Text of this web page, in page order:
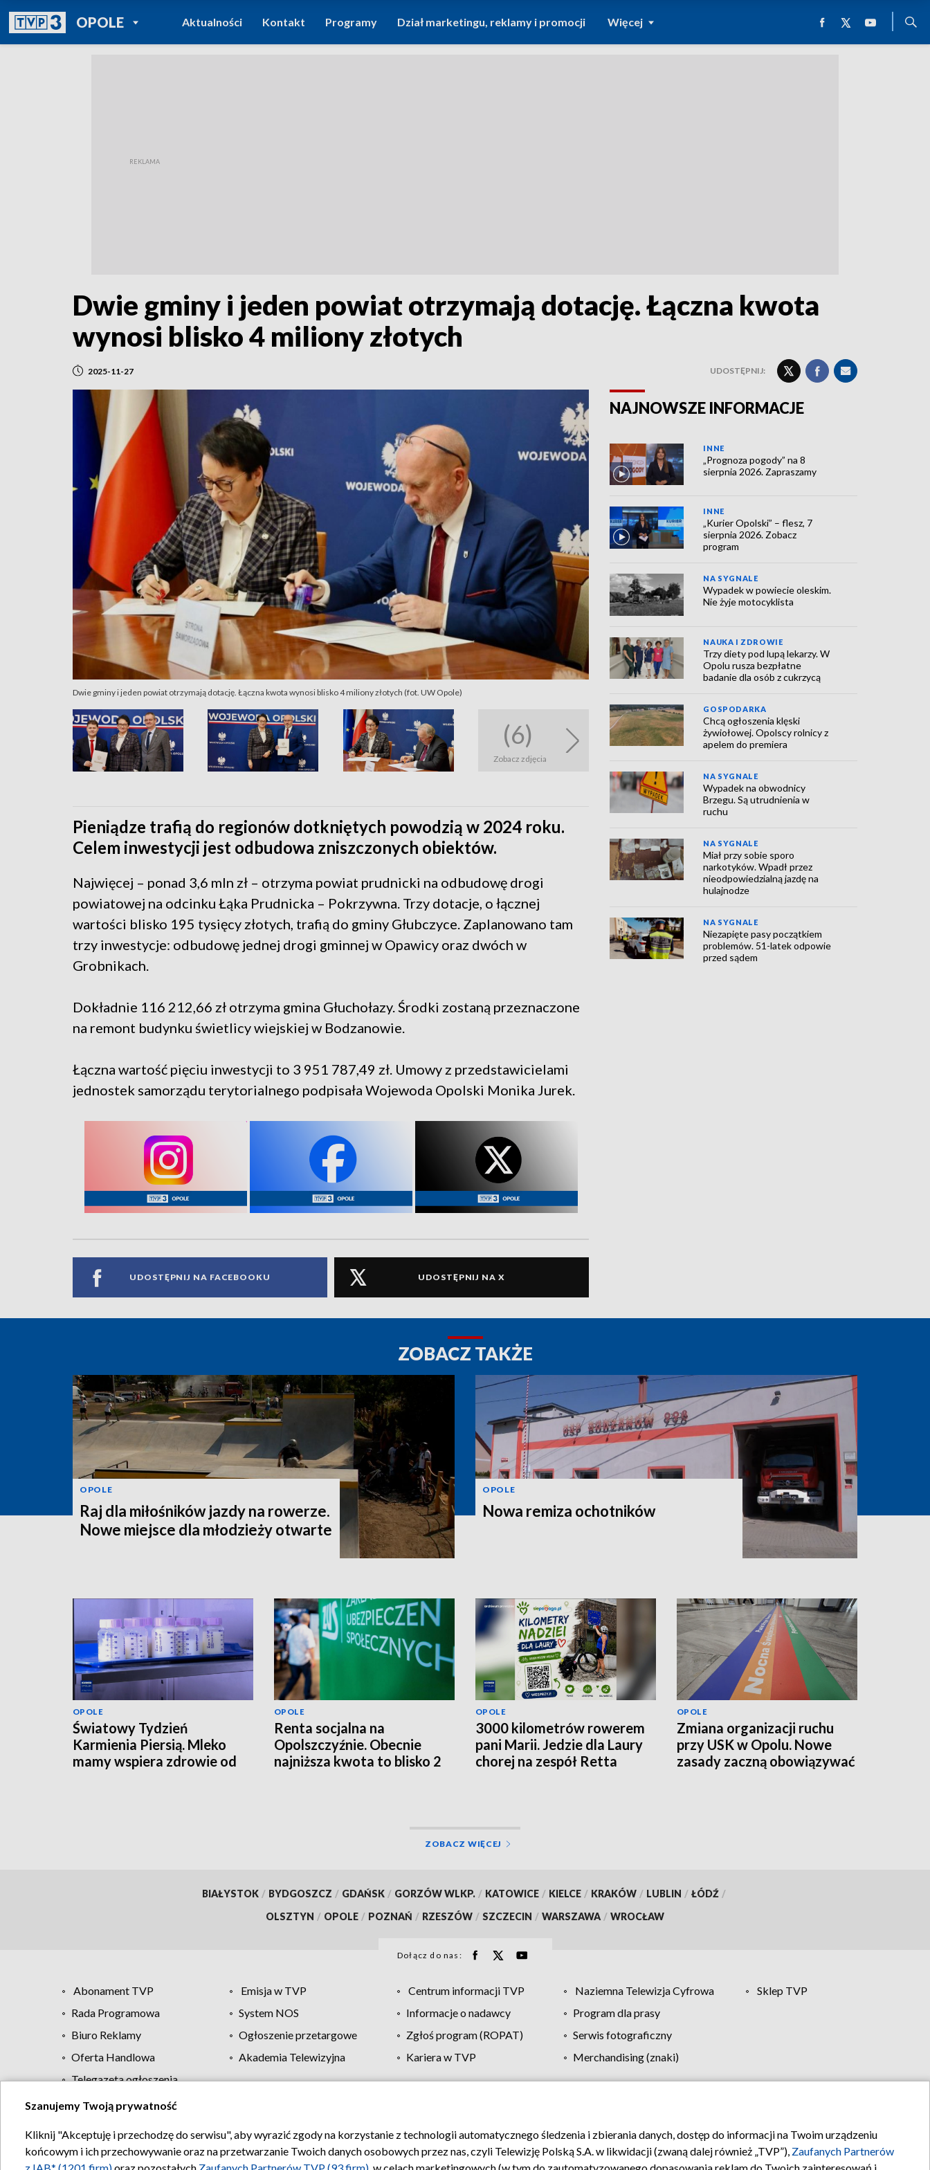
OPOLEPOWRÓT DO
TVP REGIONY
Aktualności Kontakt Programy Dział marketingu, reklamy i promocji Więcej
Dwie gminy i jeden powiat otrzymają dotację. Łączna kwota
wynosi blisko 4 miliony złotych
2025-11-27 UDOSTĘPNIJ:
Dwie gminy i jeden powiat otrzymają dotację. Łączna kwota wynosi blisko 4 miliony złotych (fot. UW Opole)
(6)
Zobacz zdjęcia
Pieniądze trafią do regionów dotkniętych powodzią w 2024 roku.
Celem inwestycji jest odbudowa zniszczonych obiektów.
Najwięcej – ponad 3,6 mln zł – otrzyma powiat prudnicki na odbudowę drogi
powiatowej na odcinku Łąka Prudnicka – Pokrzywna. Trzy dotacje, o łącznej
wartości blisko 195 tysięcy złotych, trafią do gminy Głubczyce. Zaplanowano tam
trzy inwestycje: odbudowę jednej drogi gminnej w Opawicy oraz dwóch w
Grobnikach.
Dokładnie 116 212,66 zł otrzyma gmina Głuchołazy. Środki zostaną przeznaczone
na remont budynku świetlicy wiejskiej w Bodzanowie.
Łączna wartość pięciu inwestycji to 3 951 787,49 zł. Umowy z przedstawicielami
jednostek samorządu terytorialnego podpisała Wojewoda Opolski Monika Jurek.
UDOSTĘPNIJ NA FACEBOOKU UDOSTĘPNIJ NA X
NAJNOWSZE INFORMACJE
INNE
„Prognoza pogody” na 8
sierpnia 2026. Zapraszamy
INNE
„Kurier Opolski” – flesz, 7
sierpnia 2026. Zobacz
program
NA SYGNALE
Wypadek w powiecie oleskim.
Nie żyje motocyklista
NAUKA I ZDROWIE
Trzy diety pod lupą lekarzy. W
Opolu rusza bezpłatne
badanie dla osób z cukrzycą
GOSPODARKA
Chcą ogłoszenia klęski
żywiołowej. Opolscy rolnicy z
apelem do premiera
NA SYGNALE
Wypadek na obwodnicy
Brzegu. Są utrudnienia w
ruchu
NA SYGNALE
Miał przy sobie sporo
narkotyków. Wpadł przez
nieodpowiedzialną jazdę na
hulajnodze
NA SYGNALE
Niezapięte pasy początkiem
problemów. 51-latek odpowie
przed sądem
ZOBACZ TAKŻE
OPOLE
Raj dla miłośników jazdy na rowerze.
Nowe miejsce dla młodzieży otwarte
OPOLE
Nowa remiza ochotników
OPOLE
Światowy Tydzień
Karmienia Piersią. Mleko
mamy wspiera zdrowie od
OPOLE
Renta socjalna na
Opolszczyźnie. Obecnie
najniższa kwota to blisko 2
OPOLE
3000 kilometrów rowerem
pani Marii. Jedzie dla Laury
chorej na zespół Retta
OPOLE
Zmiana organizacji ruchu
przy USK w Opolu. Nowe
zasady zaczną obowiązywać
ZOBACZ WIĘCEJ
BIAŁYSTOK / BYDGOSZCZ / GDAŃSK / GORZÓW WLKP. / KATOWICE / KIELCE / KRAKÓW / LUBLIN / ŁÓDŹ /
OLSZTYN / OPOLE / POZNAŃ / RZESZÓW / SZCZECIN / WARSZAWA / WROCŁAW
Dołącz do nas:
Abonament TVP Emisja w TVP Centrum informacji TVP Naziemna Telewizja Cyfrowa
Sklep TVP
Rada Programowa
System NOS Informacje o nadawcy
Program dla prasy
Biuro Reklamy
Ogłoszenie przetargowe Zgłoś program (ROPAT)
Serwis fotograficzny
Oferta Handlowa
Akademia Telewizyjna Kariera w TVP
Merchandising (znaki)
Telegazeta ogłoszenia
Regulamin TVP Polityka prywatności Moje zgody Pomoc Biuro reklamy Kontakt
Szanujemy Twoją prywatność
Kliknij "Akceptuję i przechodzę do serwisu", aby wyrazić zgody na korzystanie z technologii automatycznego śledzenia i zbierania danych, dostęp do informacji na Twoim urządzeniu
końcowym i ich przechowywanie oraz na przetwarzanie Twoich danych osobowych przez nas, czyli Telewizję Polską S.A. w likwidacji (zwaną dalej również „TVP”), Zaufanych Partnerów